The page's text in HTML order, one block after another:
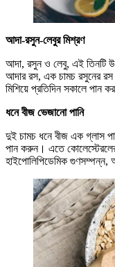
আদা-রসুন-লেবুর মিশ্রণ
আদা, রসুন ও লেবু, এই তিনটি
আদার রস, এক চামচ রসুনের
মিশিয়ে প্রতিদিন সকালে পান
ধনে বীজ ভেজানো পানি
দুই চামচ ধনে বীজ এক গ্লাস
পান করুন। এতে
হাইপোলিপিডেমিক গুণসম্পন্ন,